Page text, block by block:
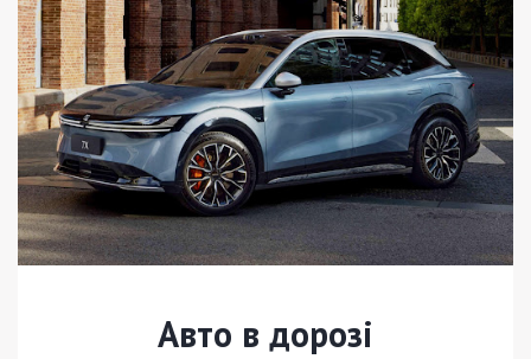
Авто в дорозі